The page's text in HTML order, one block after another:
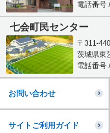
電話番号
七会町民センター
〒311-
茨城県東
電話番号
お問い合わせ
サイトご利用ガイド